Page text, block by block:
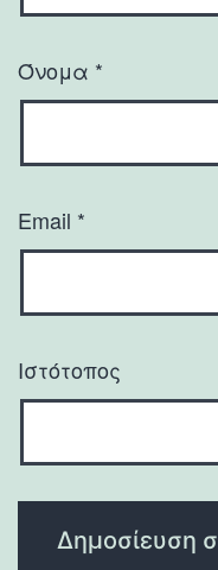
Όνομα *
Email *
Ιστότοπος